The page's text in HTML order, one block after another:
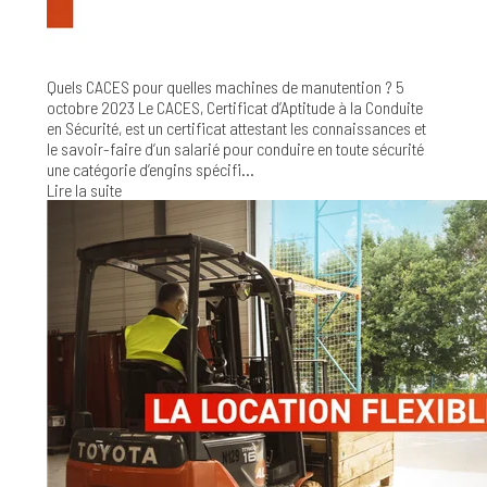
Quels CACES pour quelles machines de manutention ? 5
octobre 2023 Le CACES, Certificat d’Aptitude à la Conduite
en Sécurité, est un certificat attestant les connaissances et
le savoir-faire d’un salarié pour conduire en toute sécurité
une catégorie d’engins spécifi...
Lire la suite